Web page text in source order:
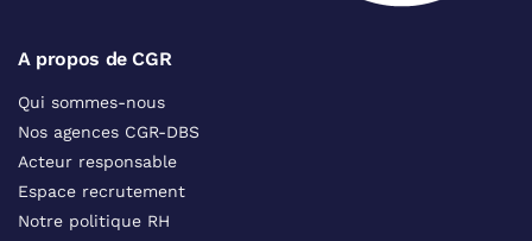
A propos de CGR
Qui sommes-nous
Nos agences CGR-DBS
Acteur responsable
Espace recrutement
Notre politique RH